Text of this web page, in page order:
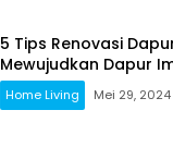
5 Tips Renovasi
Mewujudkan Dapur
Home Living Mei 29, 2024